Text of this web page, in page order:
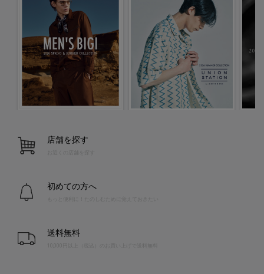
店舗を探す
お近くの店舗を探す
初めての方へ
送料無料
10,000円以上（税込）のお買い上げで送料無料